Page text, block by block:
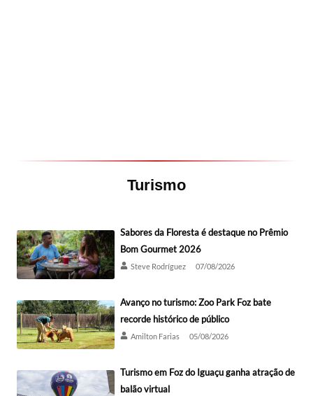
Turismo
Sabores da Floresta é destaque no Prêmio
Bom Gourmet 2026
Steve Rodríguez 07/08/2026
Avanço no turismo: Zoo Park Foz bate
recorde histórico de público
Amilton Farias 05/08/2026
Turismo em Foz do Iguaçu ganha atração de
balão virtual